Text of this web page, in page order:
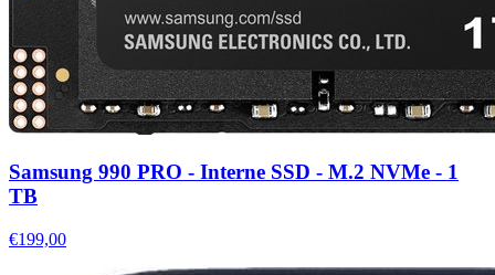
Samsung 990 PRO - Interne SSD - M.2 NVMe - 1
TB
€199,00